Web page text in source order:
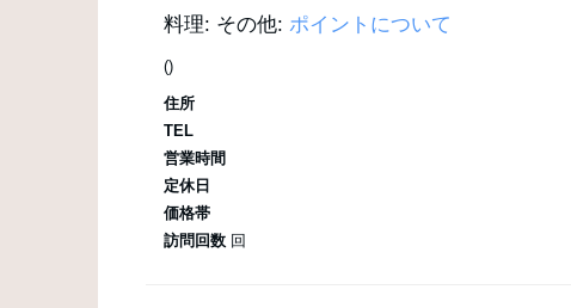
料理: その他: ポイントについて
()
住所
TEL
営業時間
定休日
価格帯
訪問回数 回